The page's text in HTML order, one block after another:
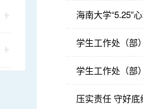
海南大学“5.25”
学生工作处（部
学生工作处（部
压实责任 守好